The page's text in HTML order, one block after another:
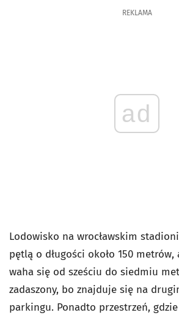
REKLAMA
ad
Lodowisko na wrocławskim
pętlą o długości około 150
waha się od sześciu do siedmiu
zadaszony, bo znajduje się na
parkingu. Ponadto przestrzeń,